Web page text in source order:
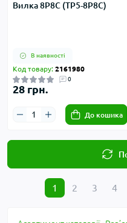
Вилка 8P8C (TP5-8P8C)
В наявності
Код товару: 2161980
0
28 грн.
До кошика
1 2 3 4